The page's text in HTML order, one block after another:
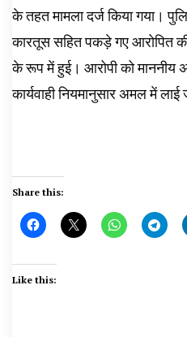
के तहत मामला दर्ज किया गया।
कारतूस सहित पकड़े गए आरोपित की
के रूप में हुई। आरोपी को
कार्यवाही नियमानुसार अमल में लाई
Share this:
Like this: